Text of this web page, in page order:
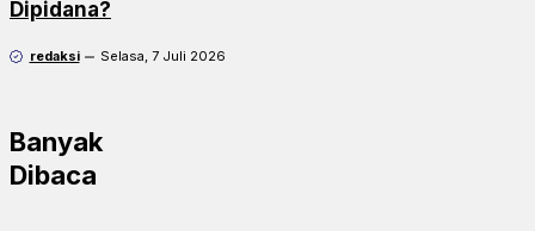
Dipidana?
redaksi Selasa, 7 Juli 2026
Banyak
Dibaca